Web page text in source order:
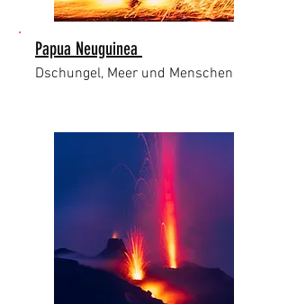
Papua Neuguinea
Dschungel, Meer und Menschen